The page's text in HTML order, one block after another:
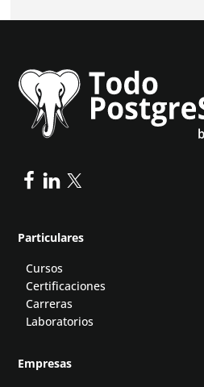
Particulares
Cursos
Certificaciones
Carreras
Laboratorios
Empresas